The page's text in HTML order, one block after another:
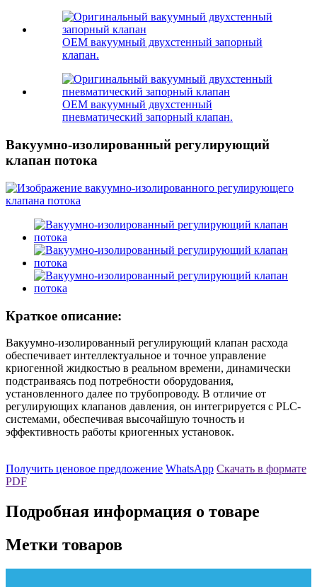
OEM вакуумный двухстенный запорный
клапан.
OEM вакуумный двухстенный
пневматический запорный клапан.
Вакуумно-изолированный регулирующий
клапан потока
Краткое описание:
Вакуумно-изолированный регулирующий клапан расхода
обеспечивает интеллектуальное и точное управление
криогенной жидкостью в реальном времени, динамически
подстраиваясь под потребности оборудования,
установленного далее по трубопроводу. В отличие от
регулирующих клапанов давления, он интегрируется с PLC-
системами, обеспечивая высочайшую точность и
эффективность работы криогенных установок.
Получить ценовое предложение WhatsApp Скачать в формате
PDF
Подробная информация о товаре
Метки товаров